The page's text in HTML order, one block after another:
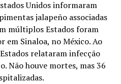
em agosto, o patamar de
registrado no mesmo
em uma conjuntura de
é de persistência
para os próximos meses,
de oferta elevada e
Unidos informaram
jalapeño associadas
múltiplos Estados foram
em Sinaloa, no México. Ao
relataram infecção
Não houve mortes, mas 36